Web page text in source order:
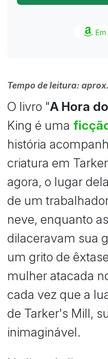
Tempo de leitura:
O livro "A Hora
King é uma
história
criatura em
agora, o lugar
de um
neve, enquanto
dilaceravam sua
um grito de
mulher atacada
cada vez que a
de Tarker's Mill,
inimaginável.